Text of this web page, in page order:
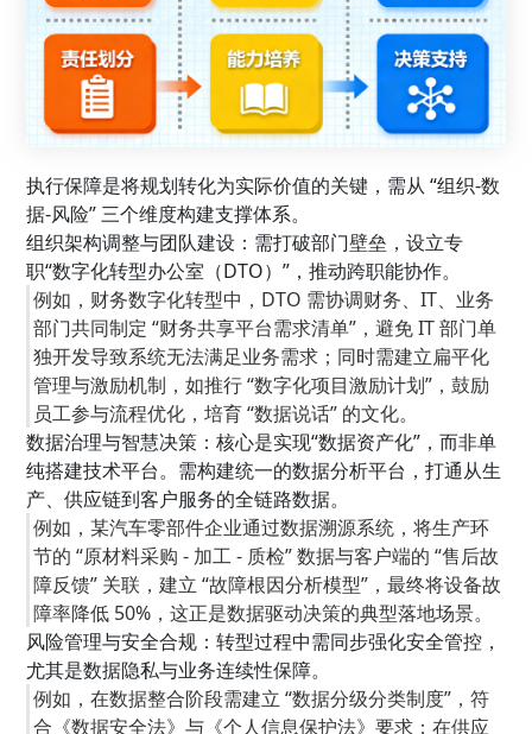
执行保障是将规划转化为实际价值的关键，需从 “组织-数
据-风险” 三个维度构建支撑体系。
组织架构调整与团队建设：需打破部门壁垒，设立专
职“数字化转型办公室（DTO）”，推动跨职能协作。
例如，财务数字化转型中，DTO 需协调财务、IT、业务
部门共同制定 “财务共享平台需求清单”，避免 IT 部门单
独开发导致系统无法满足业务需求；同时需建立扁平化
管理与激励机制，如推行 “数字化项目激励计划”，鼓励
员工参与流程优化，培育 “数据说话” 的文化。
数据治理与智慧决策：核心是实现“数据资产化”，而非单
纯搭建技术平台。需构建统一的数据分析平台，打通从生
产、供应链到客户服务的全链路数据。
例如，某汽车零部件企业通过数据溯源系统，将生产环
节的 “原材料采购 - 加工 - 质检” 数据与客户端的 “售后故
障反馈” 关联，建立 “故障根因分析模型”，最终将设备故
障率降低 50%，这正是数据驱动决策的典型落地场景。
风险管理与安全合规：转型过程中需同步强化安全管控，
尤其是数据隐私与业务连续性保障。
例如，在数据整合阶段需建立 “数据分级分类制度”，符
合《数据安全法》与《个人信息保护法》要求；在供应